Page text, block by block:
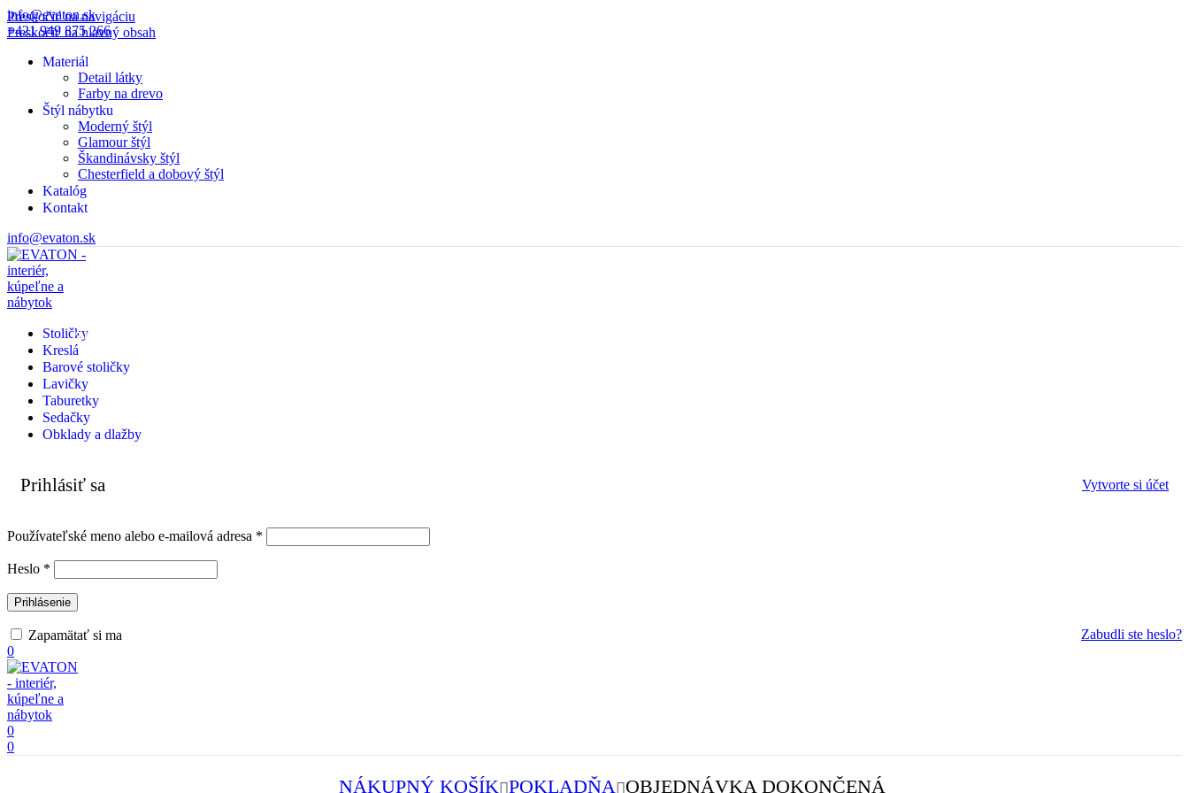
Preskočiť na navigáciu
Preskočiť na hlavný obsah
info@evaton.sk
+421 949 875 266
Materiál
Detail látky
Farby na drevo
Štýl nábytku
Moderný štýl
Glamour štýl
Škandinávsky štýl
Chesterfield a dobový štýl
Katalóg
PDF
Kontakt
info@evaton.sk
Stoličky
Kreslá
Barové stoličky
Lavičky
Taburetky
Sedačky
Obklady a dlažby
Prihlásiť sa Vytvorte si účet
Používateľské meno alebo e-mailová adresa *
Heslo *
Prihlásenie
Zabudli ste heslo?
Zapamätať si ma
0
0
0
NÁKUPNÝ KOŠÍK POKLADŇA OBJEDNÁVKA DOKONČENÁ